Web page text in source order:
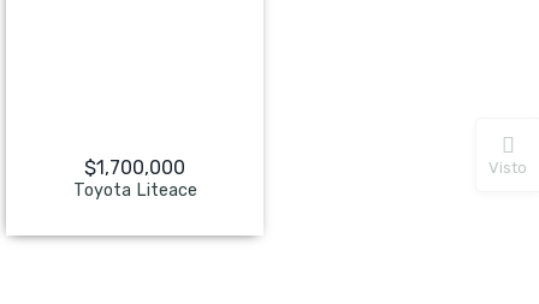
$1,700,000
Toyota Liteace
Visto